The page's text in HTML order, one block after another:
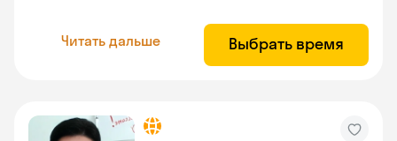
Читать дальше Выбрать время